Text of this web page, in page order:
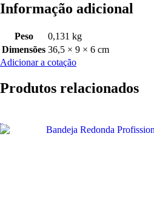
Informação adicional
Peso
0,131 kg
Dimensões 36,5 × 9 × 6 cm
Adicionar a cotação
Produtos relacionados